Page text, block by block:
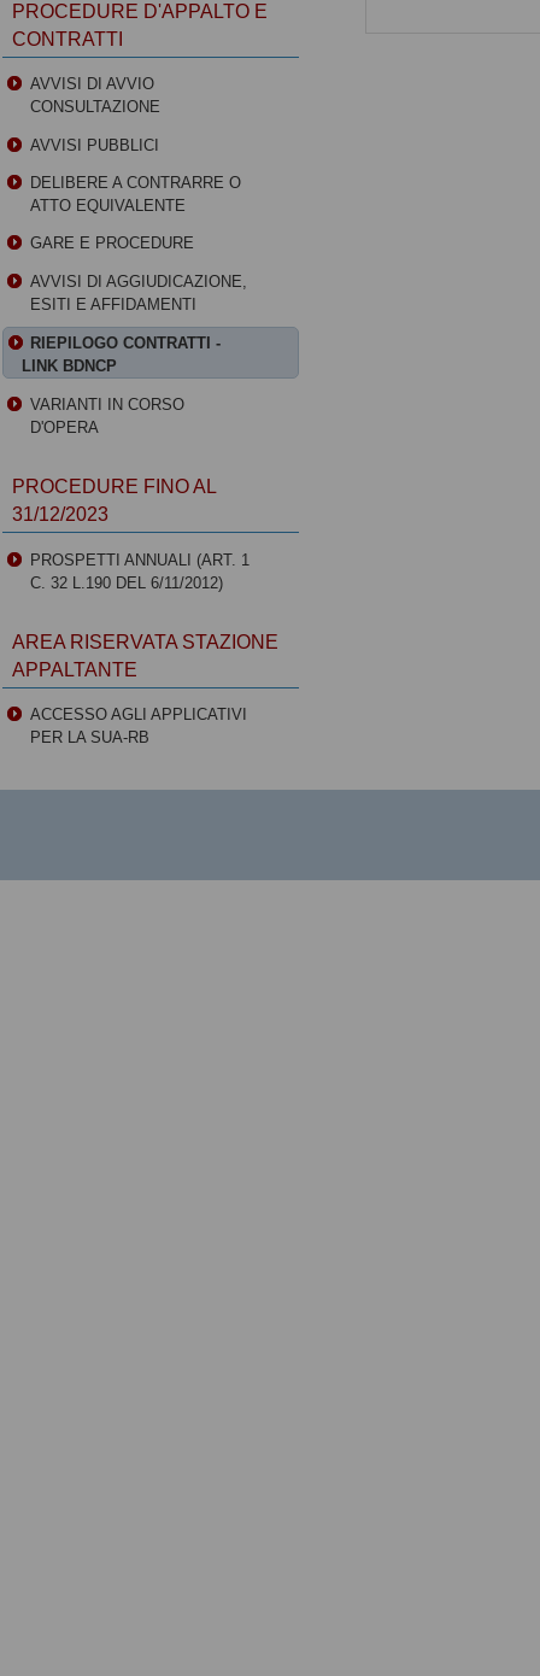
PROCEDURE D'APPALTO E
CONTRATTI
AVVISI DI AVVIO
CONSULTAZIONE
AVVISI PUBBLICI
DELIBERE A CONTRARRE O
ATTO EQUIVALENTE
GARE E PROCEDURE
AVVISI DI AGGIUDICAZIONE,
ESITI E AFFIDAMENTI
RIEPILOGO CONTRATTI -
LINK BDNCP
VARIANTI IN CORSO
D'OPERA
PROCEDURE FINO AL
31/12/2023
PROSPETTI ANNUALI (ART. 1
C. 32 L.190 DEL 6/11/2012)
AREA RISERVATA STAZIONE
APPALTANTE
ACCESSO AGLI APPLICATIVI
PER LA SUA-RB